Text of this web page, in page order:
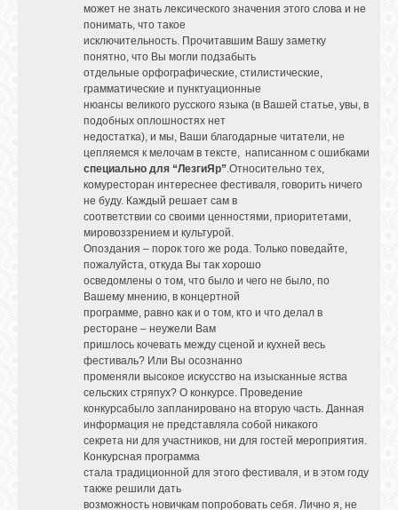
может не знать лексического значения этого слова и не
понимать, что такое
исключительность. Прочитавшим Вашу заметку
понятно, что Вы могли подзабыть
отдельные орфографические, стилистические,
грамматические и пунктуационные
нюансы великого русского языка (в Вашей статье, увы, в
подобных оплошностях нет
недостатка), и мы, Ваши благодарные читатели, не
цепляемся к мелочам в тексте, написанном с ошибками
специально для “ЛезгиЯр” .Относительно тех,
комуресторан интереснее фестиваля, говорить ничего
не буду. Каждый решает сам в
соответствии со своими ценностями, приоритетами,
мировоззрением и культурой.
Опоздания – порок того же рода. Только поведайте,
пожалуйста, откуда Вы так хорошо
осведомлены о том, что было и чего не было, по
Вашему мнению, в концертной
программе, равно как и о том, кто и что делал в
ресторане – неужели Вам
пришлось кочевать между сценой и кухней весь
фестиваль? Или Вы осознанно
променяли высокое искусство на изысканные яства
сельских стряпух? О конкурсе. Проведение
конкурсабыло запланировано на вторую часть. Данная
информация не представляла собой никакого
секрета ни для участников, ни для гостей мероприятия.
Конкурсная программа
стала традиционной для этого фестиваля, и в этом году
также решили дать
возможность новичкам попробовать себя. Лично я, не